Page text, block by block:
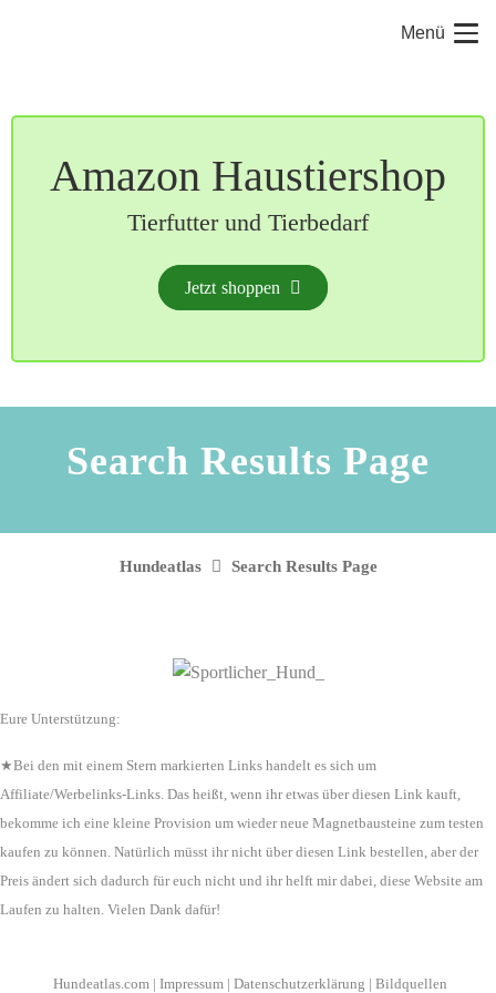
Menü
Amazon Haustiershop
Tierfutter und Tierbedarf
Jetzt shoppen
Search Results Page
Hundeatlas Search Results Page
Eure Unterstützung:
★Bei den mit einem Stern markierten Links handelt es sich um
Affiliate/Werbelinks-Links. Das heißt, wenn ihr etwas über diesen Link kauft,
bekomme ich eine kleine Provision um wieder neue Magnetbausteine zum testen
kaufen zu können. Natürlich müsst ihr nicht über diesen Link bestellen, aber der
Preis ändert sich dadurch für euch nicht und ihr helft mir dabei, diese Website am
Laufen zu halten. Vielen Dank dafür!
Hundeatlas.com | Impressum | Datenschutzerklärung | Bildquellen